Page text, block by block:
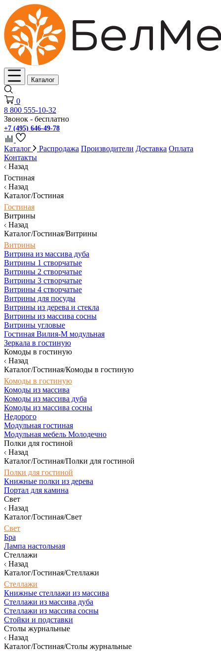
Каталог
0
8 800 555-10-32
Звонок - бесплатно
+7 (495) 646-49-78
Каталог Распродажа Производители Доставка Оплата
Контакты
Назад
Гостиная
Назад
Каталог/Гостиная
Гостиная
Витрины
Назад
Каталог/Гостиная/Витрины
Витрины
Витрина из массива дуба
Витрины 1 створчатые
Витрины 2 створчатые
Витрины 3 створчатые
Витрины 4 створчатые
Витрины для посуды
Витрины из дерева и стекла
Витрины из массива сосны
Витрины угловые
Гостиная Вилия-М модульная
Зеркала в гостиную
Комоды в гостиную
Назад
Каталог/Гостиная/Комоды в гостиную
Комоды в гостиную
Комоды из массива
Комоды из массива дуба
Комоды из массива сосны
Недорого
Модульная гостиная
Модульная мебель Молодечно
Полки для гостиной
Назад
Каталог/Гостиная/Полки для гостиной
Полки для гостиной
Книжные полки из дерева
Портал для камина
Свет
Назад
Каталог/Гостиная/Свет
Свет
Бра
Лампа настольная
Стеллажи
Назад
Каталог/Гостиная/Стеллажи
Стеллажи
Книжные стеллажи из массива
Стеллажи из массива дуба
Стеллажи из массива сосны
Стойки и подставки
Столы журнальные
Назад
Каталог/Гостиная/Столы журнальные